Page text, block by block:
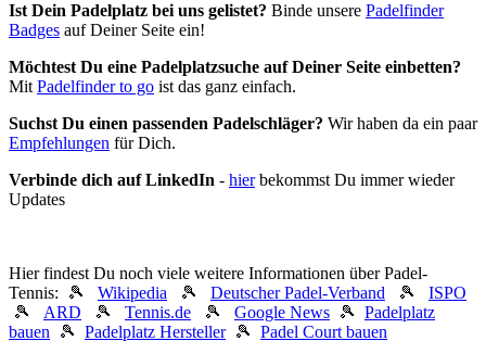
Ist Dein Padelplatz bei uns gelistet? Binde unsere Padelfinder
Badges auf Deiner Seite ein!
Möchtest Du eine Padelplatzsuche auf Deiner Seite einbetten?
MitPadelfinder to go ist das ganz einfach.
Suchst Du einen passenden Padelschläger? Wir haben da ein paar
Empfehlungen für Dich.
Verbinde dich auf LinkedIn - hierbekommst Du immer wieder
Updates
Hier findest Du noch viele weitere Informationen über Padel-
Tennis: 🎾 Wikipedia 🎾 Deutscher Padel-Verband 🎾 ISPO
🎾 ARD 🎾 Tennis.de 🎾 Google News 🎾 Padelplatz
bauen 🎾 Padelplatz Hersteller🎾 Padel Court bauen